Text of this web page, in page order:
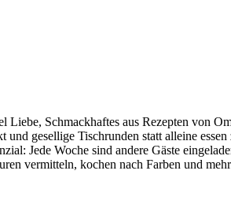
Schmack­haftes aus Rezepten von
gesellige Tischrunden statt alleine essen
Jede Woche sind andere Gäste
vermitteln, ko­chen nach Farben und